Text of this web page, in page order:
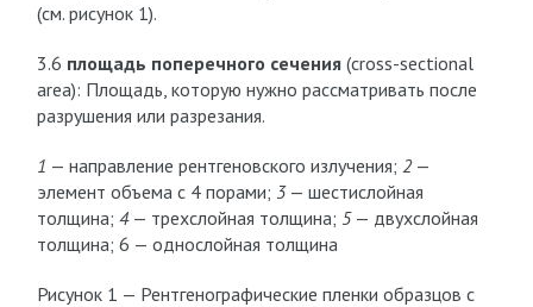
(см. рисунок 1).
3.6 площадь поперечного сечения (cross-sectional
area): Площадь, которую нужно рассматривать после
разрушения или разрезания.
1 — направление рентгеновского излучения; 2—
элемент объема с 4 порами; 3— шестислойная
толщина; 4— трехслойная толщина; 5— двухслойная
толщина; 6 — однослойная толщина
Рисунок 1 — Рентгенографические пленки образцов с